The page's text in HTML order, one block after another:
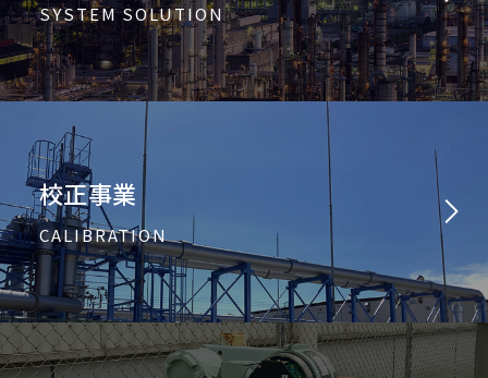
SYSTEM SOLUTION
校正事業
CALIBRATION